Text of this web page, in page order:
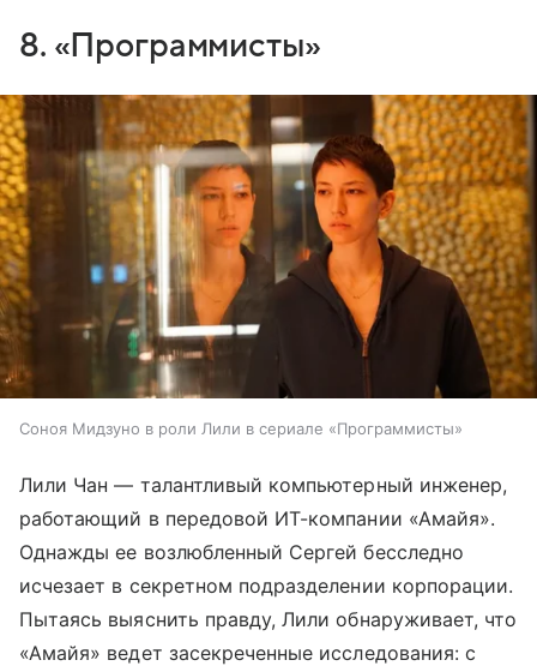
8. «Программисты»
Соноя Мидзуно в роли Лили в сериале «Программисты»
Лили Чан — талантливый компьютерный инженер,
работающий в передовой ИТ-компании «Амайя».
Однажды ее возлюбленный Сергей бесследно
исчезает в секретном подразделении корпорации.
Пытаясь выяснить правду, Лили обнаруживает, что
«Амайя» ведет засекреченные исследования: с